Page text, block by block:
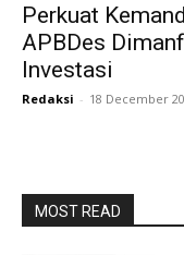
Perkuat
APBDes
Investasi
Redaksi - 18 December
MOST READ